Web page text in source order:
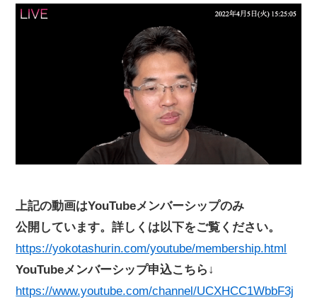
上記の動画はYouTubeメンバーシップのみ
公開しています。詳しくは以下をご覧ください。
https://yokotashurin.com/youtube/membership.html
YouTubeメンバーシップ申込こちら↓
https://www.youtube.com/channel/UCXHCC1WbbF3j